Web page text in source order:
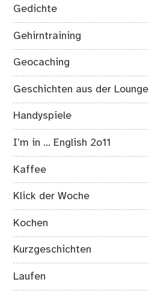
Gedichte
Gehirntraining
Geocaching
Geschichten aus der Lounge
Handyspiele
I’m in … English 2o11
Kaffee
Klick der Woche
Kochen
Kurzgeschichten
Laufen